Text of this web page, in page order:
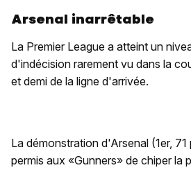
Arsenal inarrêtable
La Premier League a atteint un
d'indécision rarement vu dans la
et demi de la ligne d'arrivée.
La démonstration d'Arsenal (1er,
permis aux «Gunners» de chiper la